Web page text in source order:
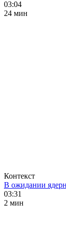
03:04
24 мин
Контекст
В ожидании
03:31
2 мин